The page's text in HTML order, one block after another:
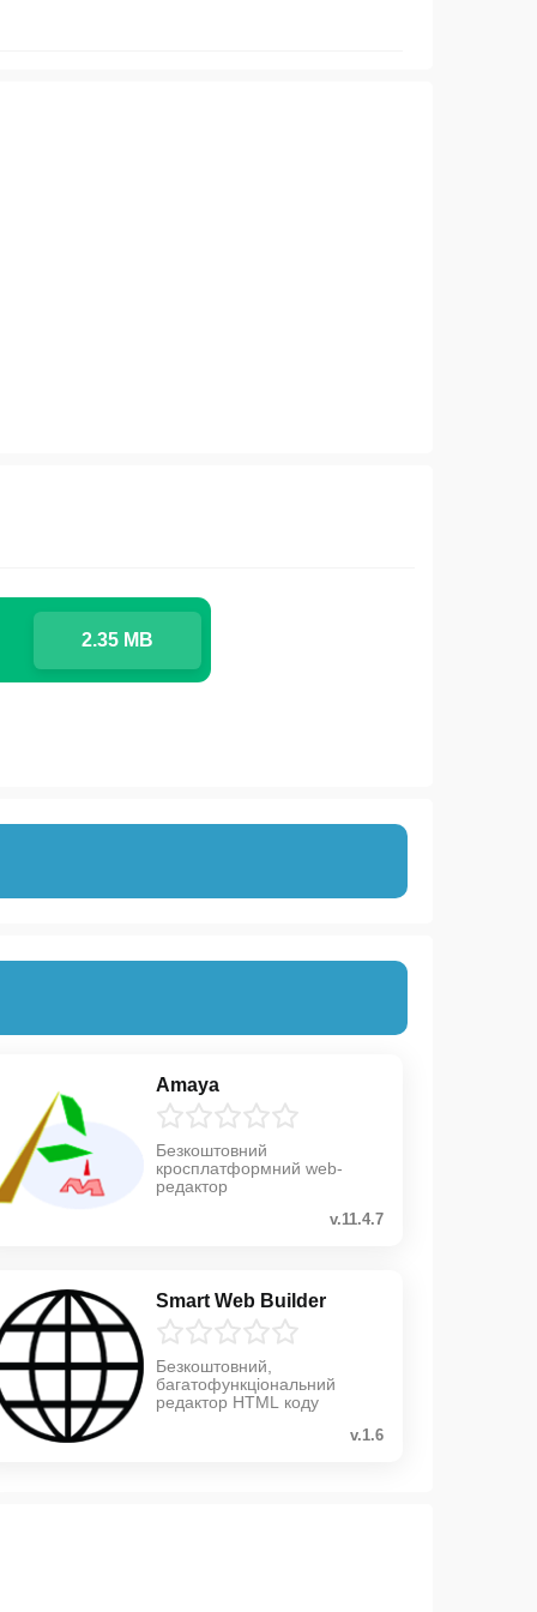
2.35 MB
Amaya
Безкоштовний
кросплатформний web-
редактор
v.11.4.7
Smart Web Builder
Безкоштовний,
багатофункціональний
редактор HTML коду
v.1.6